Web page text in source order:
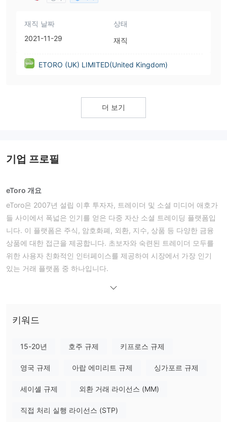
재직 날짜
2021-11-29
상태
재직
ETORO (UK) LIMITED(United Kingdom)
더 보기
기업 프로필
eToro 개요
eToro은 2007년 설립 이후 투자자, 트레이더 및 소셜 미디어 애호가
들 사이에서 폭넓은 인기를 얻은 다중 자산 소셜 트레이딩 플랫폼입
니다. 이 플랫폼은 주식, 암호화폐, 외환, 지수, 상품 등 다양한 금융
상품에 대한 접근을 제공합니다. 초보자와 숙련된 트레이더 모두를
위한 사용자 친화적인 인터페이스를 제공하여 시장에서 가장 인기
있는 거래 플랫폼 중 하나입니다.
큰 커뮤니티를 보유하고 있어 기술 향상을 위해 찾는 트레이더들에
eToro의 사용자 친화적인 인터페이스, 다양한 거래 자산 및 소셜 트
그러나 모든 거래 플랫폼과 마찬가지로 eToro에는 장단점이 있으며,
키워드
15-20년 호주 규제 키프로스 규제
영국 규제 아랍 에미리트 규제 싱가포르 규제
세이셸 규제 외환 거래 라이선스 (MM)
직접 처리 실행 라이선스 (STP)